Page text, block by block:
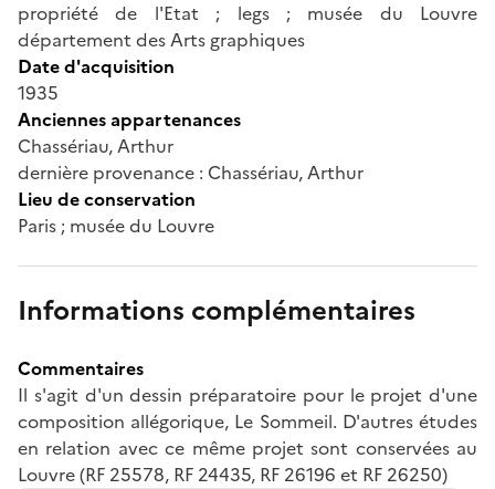
propriété de l'Etat ; legs ; musée du Louvre
département des Arts graphiques
Date d'acquisition
1935
Anciennes appartenances
Chassériau, Arthur
dernière provenance : Chassériau, Arthur
Lieu de conservation
Paris ; musée du Louvre
Informations complémentaires
Commentaires
Il s'agit d'un dessin préparatoire pour le projet d'une
composition allégorique, Le Sommeil. D'autres études
en relation avec ce même projet sont conservées au
Louvre (RF 25578, RF 24435, RF 26196 et RF 26250)